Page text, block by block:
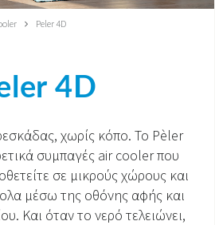
Peler 4D
4D
χωρίς κόπο. Το Pèler
συμπαγές air cooler που
σε μικρούς χώρους και
μέσω της οθόνης αφής και
Και όταν το νερό τελειώνει,